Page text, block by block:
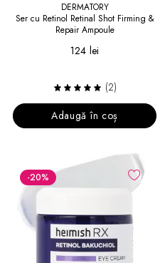
DERMATORY
Ser cu Retinol Retinal Shot Firming &
Repair Ampoule
124 lei
(2)
Adaugă în coș
-20%